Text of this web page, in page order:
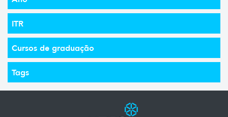
ITR
Cursos de graduação
Tags